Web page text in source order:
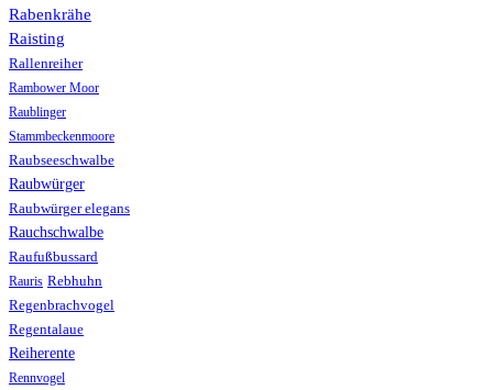
Rabenkrähe
Raisting
Rallenreiher
Rambower Moor
Raublinger
Stammbeckenmoore
Raubseeschwalbe
Raubwürger
Raubwürger elegans
Rauchschwalbe
Raufußbussard
Rauris Rebhuhn
Regenbrachvogel
Regentalaue
Reiherente
Rennvogel